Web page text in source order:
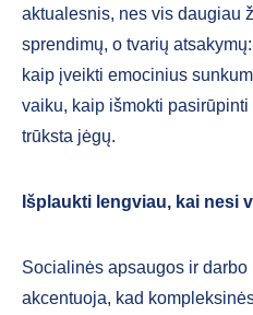
aktualesnis, nes vis daugiau
sprendimų, o tvarių
kaip įveikti emocinius
vaiku, kaip išmokti
trūksta jėgų.
Išplaukti lengviau, kai nesi
Socialinės apsaugos ir
akcentuoja, kad